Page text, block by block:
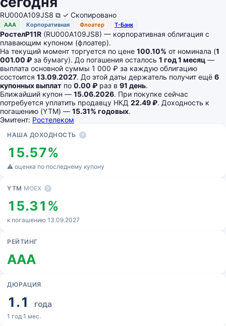
RU000A109JS8 ⧉ ✓ Скопировано
AAA Корпоративная Флоатер Т-Банк
РостелP11R (RU000A109JS8) — корпоративная облигация с
плавающим купоном (флоатер).
На текущий момент торгуется по цене 100.10% от номинала (1
001.00 ₽ за бумагу). До погашения осталось 1 год 1 месяц —
выплата основной суммы 1 000 ₽ за каждую облигацию
состоится 13.09.2027. До этой даты держатель получит ещё 6
купонных выплат по 0.00 ₽ раз в 91 день.
Ближайший купон — 15.06.2026. При покупке сейчас
потребуется уплатить продавцу НКД 22.49 ₽. Доходность к
погашению (YTM) — 15.31% годовых.
Эмитент: Ростелеком
Основные показатели
НАША ДОХОДНОСТЬ ?
15.57%
⚠ оценка по последнему купону
YTM MOEX ?
15.31%
к погашению 13.09.2027
РЕЙТИНГ
AAA
ДЮРАЦИЯ
1.1 года
1 год 1 мес.